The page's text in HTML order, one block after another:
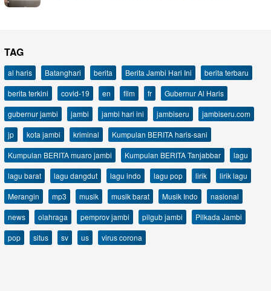
TAG
al haris Batanghari berita Berita Jambi Hari Ini
berita terbaru
berita terkini
covid-19 en film fr
Gubernur Al Haris
gubernur jambi
jambi jambi hari ini jambiseru
jambiseru.com
jp
kota jambi kriminal
Kumpulan BERITA haris-sani
Kumpulan BERITA muaro jambi
Kumpulan BERITA Tanjabbar
lagu
lagu barat
lagu dangdut lagu indo lagu pop lirik
lirik lagu
Merangin
mp3 musik musik barat Musik Indo
nasional
news
olahraga pemprov jambi pilgub jambi
Pilkada Jambi
pop
situs sv us virus corona